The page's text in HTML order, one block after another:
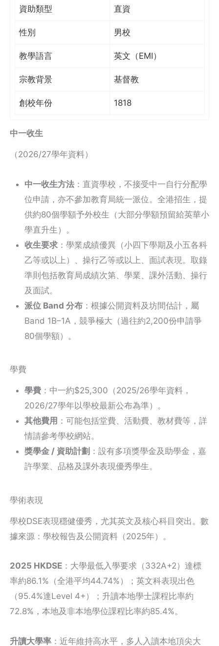
資助類型 直資
性別 男校
教學語言 英文（EMI）
宗教背景 基督教
創校年份 1818
中一收生
（2026/27學年資料）
中一收生方法 ：直資學校，不接受中一自行分配學
位申請，亦不參加教育局統一派位。全港招生，提
供約80個學額予外校生（大部分學額預留給英華小
學直升生）。
收生要求 ：學業成績優異（小四下學期及小五各科
乙等或以上）、操行乙等或以上、面試表現。取錄
準則包括教育局成績次第、學業、課外活動、操行
及面試。
派位 Band 分布 ：根據公開資料及坊間估計，屬
Band 1B–1A，競爭極大（過往約2,200份申請爭
80個學額）。
學費
學費 ：中一約$25,300（2025/26學年資料，
2026/27學年以學校最新公布為準）。
其他費用 ：可能包括堂費、活動費、教材費等，詳
情請參考學校網站。
獎學金 / 資助計劃 ：設有多項獎學金及助學金，嘉
許學業、品格及課外表現優秀學生。
學術表現
學校DSE表現穩健優秀，尤其英文及核心科目突出。數
據來源：學校報告及公開資料（2025年）。
2025 HKDSE ：大學最低入學要求（332A+2）達標
率約86.1%（全港平均44.74%）；英文科表現出色
（95.4%達Level 4+）；升讀本地學士課程比率約
72.8%，本地及非本地學位課程比率約85.4%。
升讀大學率 ：近年維持高水平，多人入讀本地頂尖大